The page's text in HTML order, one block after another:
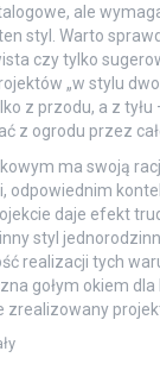
ale
styl. Warto
czy tylko
„w stylu
z przodu, a z tyłu
z ogrodu przez
ma swoją
odpowiednim
daje efekt
styl
realizacji tych
gołym okiem dla
zrealizowany